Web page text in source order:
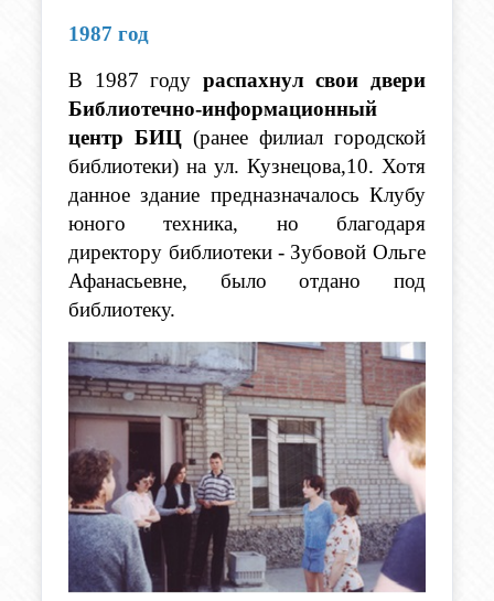
1987 год
В 1987 году распахнул свои двери
Библиотечно-информационный
центр БИЦ (ранее филиал городской
библиотеки) на ул. Кузнецова,10. Хотя
данное здание предназначалось Клубу
юного техника, но благодаря
директору библиотеки - Зубовой Ольге
Афанасьевне, было отдано под
библиотеку.